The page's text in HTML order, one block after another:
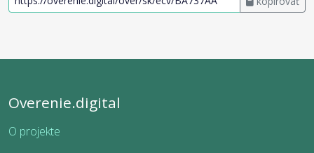
Overenie.digital
O projekte